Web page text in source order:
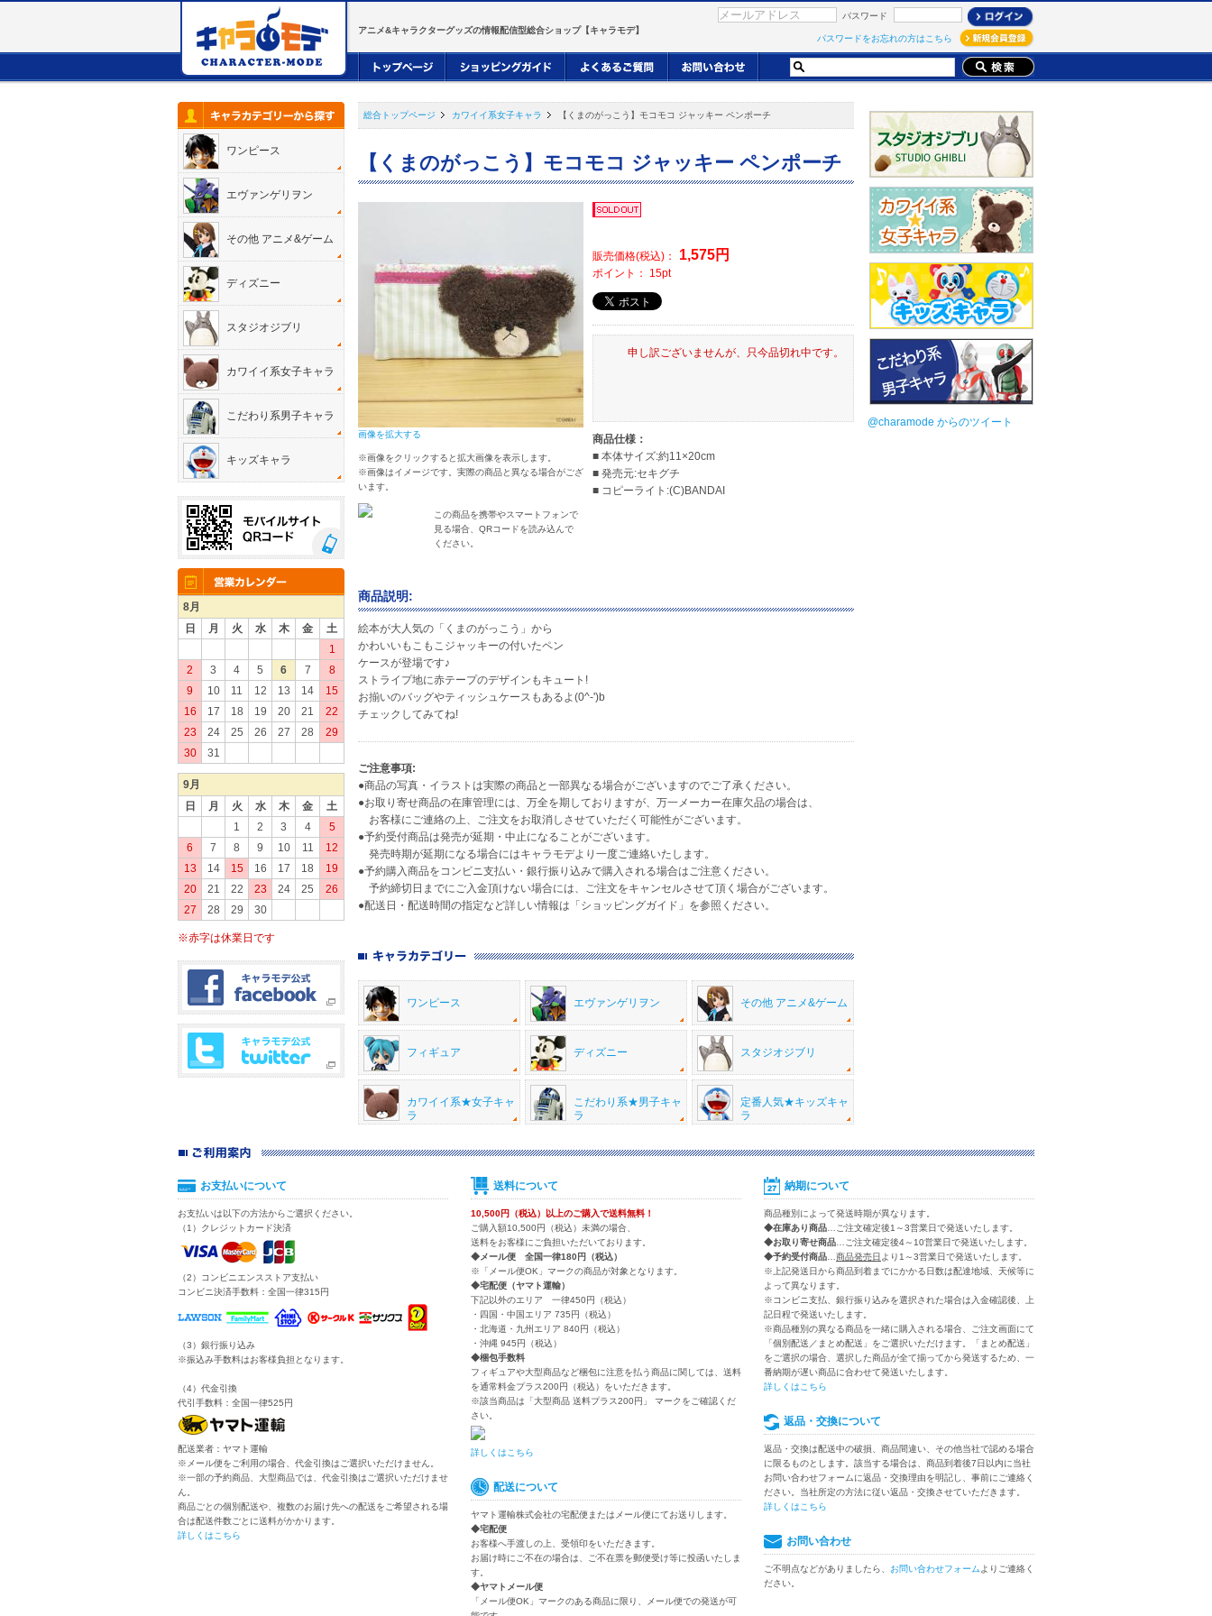
アニメ&キャラクターグッズの情報配信型総合ショップ【キャラモデ】
パスワード
パスワードをお忘れの方はこちら
ワンピース
エヴァンゲリヲン
その他 アニメ&ゲーム
ディズニー
スタジオジブリ
カワイイ系女子キャラ
こだわり系男子キャラ
キッズキャラ
8月
日
月 火 水 木 金
土
1
2
3 4 5 6 7
8
9
10 11 12 13 14
15
16
17 18 19 20 21
22
23
24 25 26 27 28
29
30
31
9月
日
月 火 水 木 金
土
1
2 3 4
5
6
7 8 9 10 11
12
13
14 15 16 17 18
19
20
21 22 23 24 25
26
27
28 29 30
※赤字は休業日です
総合トップページ カワイイ系女子キャラ 【くまのがっこう】モコモコ ジャッキー ペンポーチ
【くまのがっこう】モコモコ ジャッキー ペンポーチ
画像を拡大する
※画像をクリックすると拡大画像を表示します。
※画像はイメージです。実際の商品と異なる場合がござ
います。
この商品を携帯やスマートフォンで
見る場合、QRコードを読み込んで
ください。
販売価格(税込)： 1,575円
ポイント： 15pt
申し訳ございませんが、只今品切れ中です。
商品仕様：
■ 本体サイズ:約11×20cm
■ 発売元:セキグチ
■ コピーライト:(C)BANDAI
商品説明:
絵本が大人気の「くまのがっこう」から
かわいいもこもこジャッキーの付いたペン
ケースが登場です♪
ストライプ地に赤テープのデザインもキュート!
お揃いのバッグやティッシュケースもあるよ(0^-')b
チェックしてみてね!
ご注意事項:
●商品の写真・イラストは実際の商品と一部異なる場合がございますのでご了承ください。
●お取り寄せ商品の在庫管理には、万全を期しておりますが、万一メーカー在庫欠品の場合は、
お客様にご連絡の上、ご注文をお取消しさせていただく可能性がございます。
●予約受付商品は発売が延期・中止になることがございます。
発売時期が延期になる場合にはキャラモデより一度ご連絡いたします。
●予約購入商品をコンビニ支払い・銀行振り込みで購入される場合はご注意ください。
予約締切日までにご入金頂けない場合には、ご注文をキャンセルさせて頂く場合がございます。
●配送日・配送時間の指定など詳しい情報は「ショッピングガイド」を参照ください。
ワンピース エヴァンゲリヲン その他 アニメ&ゲーム
フィギュア ディズニー スタジオジブリ
カワイイ系★女子キャ
ラ
こだわり系★男子キャ
ラ
定番人気★キッズキャ
ラ
@charamode からのツイート
お支払いについて
お支払いは以下の方法からご選択ください。
（1）クレジットカード決済
（2）コンビニエンスストア支払い
コンビニ決済手数料：全国一律315円
（3）銀行振り込み
※振込み手数料はお客様負担となります。
（4）代金引換
代引手数料：全国一律525円
配送業者：ヤマト運輸
※メール便をご利用の場合、代金引換はご選択いただけません。
※一部の予約商品、大型商品では、代金引換はご選択いただけませ
ん。
商品ごとの個別配送や、複数のお届け先への配送をご希望される場
合は配送件数ごとに送料がかかります。
詳しくはこちら
送料について
10,500円（税込）以上のご購入で送料無料！
ご購入額10,500円（税込）未満の場合、
送料をお客様にご負担いただいております。
◆メール便 全国一律180円（税込）
※「メール便OK」マークの商品が対象となります。
◆宅配便（ヤマト運輸）
下記以外のエリア 一律450円（税込）
・四国・中国エリア 735円（税込）
・北海道・九州エリア 840円（税込）
・沖縄 945円（税込）
◆梱包手数料
フィギュアや大型商品など梱包に注意を払う商品に関しては、送料
を通常料金プラス200円（税込）をいただきます。
※該当商品は「大型商品 送料プラス200円」 マークをご確認くだ
さい。
詳しくはこちら
配送について
ヤマト運輸株式会社の宅配便またはメール便にてお送りします。
◆宅配便
お客様へ手渡しの上、受領印をいただきます。
お届け時にご不在の場合は、ご不在票を郵便受け等に投函いたしま
す。
◆ヤマトメール便
「メール便OK」マークのある商品に限り、メール便での発送が可
納期について
商品種別によって発送時期が異なります。
◆在庫あり商品 …ご注文確定後1～3営業日で発送いたします。
◆お取り寄せ商品 …ご注文確定後4～10営業日で発送いたします。
◆予約受付商品
商品発売日 より1～3営業日で発送いたします。
※上記発送日から商品到着までにかかる日数は配達地域、天候等に
よって異なります。
※コンビニ支払、銀行振り込みを選択された場合は入金確認後、上
記日程で発送いたします。
※商品種別の異なる商品を一緒に購入される場合、ご注文画面にて
「個別配送／まとめ配送」をご選択いただけます。「まとめ配送」
をご選択の場合、選択した商品が全て揃ってから発送するため、一
番納期が遅い商品に合わせて発送いたします。
詳しくはこちら
返品・交換について
返品・交換は配送中の破損、商品間違い、その他当社で認める場合
に限るものとします。該当する場合は、商品到着後7日以内に当社
お問い合わせフォームに返品・交換理由を明記し、事前にご連絡く
ださい。当社所定の方法に従い返品・交換させていただきます。
詳しくはこちら
お問い合わせ
ご不明点などがありましたら、 お問い合わせフォーム よりご連絡く
ださい。